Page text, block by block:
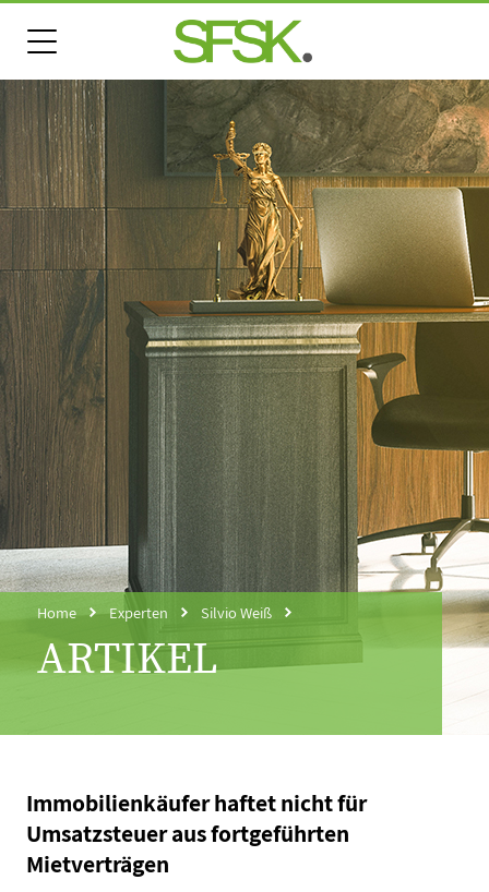
Home Experten Silvio Weiß
ARTIKEL
Immobilienkäufer haftet nicht für
Umsatzsteuer aus fortgeführten
Mietverträgen